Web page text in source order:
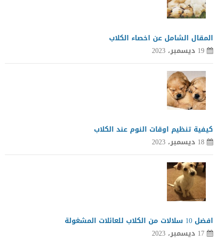
المقال الشامل عن اخصاء الكلاب
19 ديسمبر، 2023
كيفية تنظيم اوقات النوم عند الكلاب
18 ديسمبر، 2023
افضل 10 سلالات من الكلاب للعائلات المشغولة
17 ديسمبر، 2023